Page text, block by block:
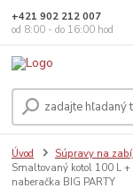
+421 902 212 007
od 8:00 - do 16:00 hod
Úvod Súpravy na
Smaltovaný kotol 100 L
naberačka BIG PARTY